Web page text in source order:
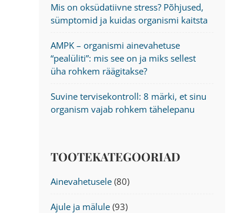
Mis on oksüdatiivne stress? Põhjused,
sümptomid ja kuidas organismi kaitsta
AMPK – organismi ainevahetuse
“pealüliti”: mis see on ja miks sellest
üha rohkem räägitakse?
Suvine tervisekontroll: 8 märki, et sinu
organism vajab rohkem tähelepanu
TOOTEKATEGOORIAD
Ainevahetusele (80)
Ajule ja mälule (93)